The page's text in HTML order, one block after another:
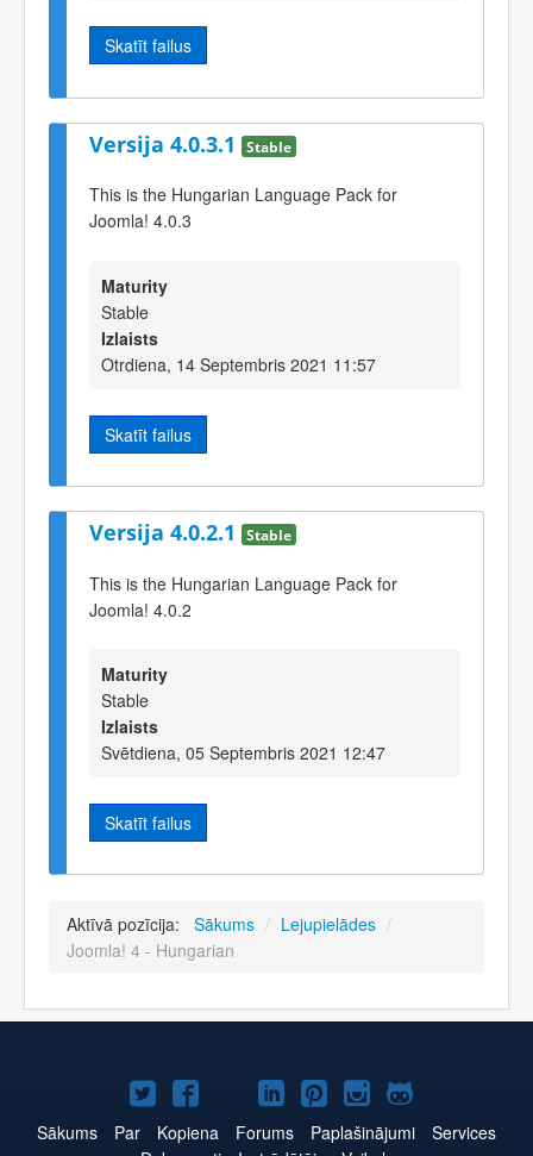
Skatīt failus
Versija 4.0.3.1 Stable
This is the Hungarian Language Pack for
Joomla! 4.0.3
Maturity
Stable
Izlaists
Otrdiena, 14 Septembris 2021 11:57
Skatīt failus
Versija 4.0.2.1 Stable
This is the Hungarian Language Pack for
Joomla! 4.0.2
Maturity
Stable
Izlaists
Svētdiena, 05 Septembris 2021 12:47
Skatīt failus
Aktīvā pozīcija: Sākums / Lejupielādes /
Joomla! 4 - Hungarian
Joomla!
Twitter
Joomla!
Facebook
Joomla!
YouTube
Joomla!
LinkedIn
Joomla!
Pinterest
Joomla!
Instagram
Joomla!
GitHub
Sākums Par Kopiena Forums Paplašinājumi
Services